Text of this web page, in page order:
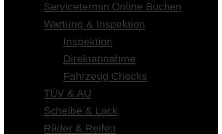
Servicetermin Online Buchen
Wartung & Inspektion
Inspektion
Direktannahme
Fahrzeug Checks
TÜV & AU
Scheibe & Lack
Räder & Reifen